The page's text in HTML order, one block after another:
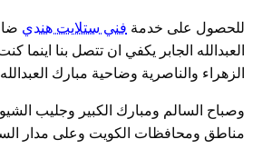
للحصول على خدمة فني ستلايت هندي
العبدالله الجابر يكفي ان تتصل بنا اينما
الزهراء والناصرية وضاحية مبارك
وصباح السالم ومبارك الكبير وجليب
مناطق ومحافظات الكويت وعلى مدار